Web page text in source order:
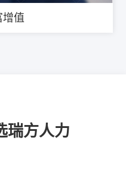
增值
瑞方人力